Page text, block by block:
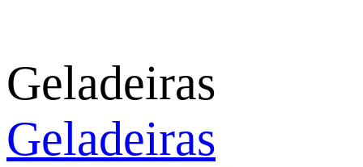
Geladeiras
Geladeiras